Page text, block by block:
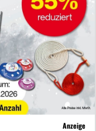
Anzeige